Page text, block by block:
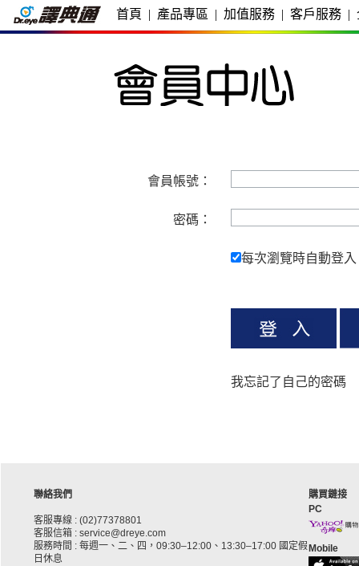
首頁 | 產品專區 | 加值服務 | 客戶服務 |
會員帳號：
密碼：
每次瀏覽時自動登入
我忘記了自己的密碼
聯絡我們
客服專線 : (02)77378801
客服信箱 : service@dreye.com
服務時間 : 每週一、二、四，09:30–12:00、13:30–17:00 國定假
日休息
購買鏈接
PC
Mobile